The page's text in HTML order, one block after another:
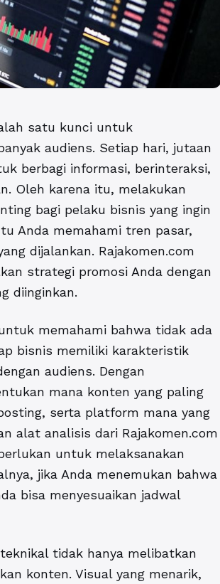
satu kunci untuk
audiens. Setiap hari, jutaan
berbagi informasi, berinteraksi,
Oleh karena itu, melakukan
bagi pelaku bisnis yang ingin
Anda memahami tren pasar,
dijalankan. Rajakomen.com
strategi promosi Anda dengan
diinginkan.
memahami bahwa tidak ada
bisnis memiliki karakteristik
audiens. Dengan
mana konten yang paling
serta platform mana yang
alat analisis dari Rajakomen.com
untuk melaksanakan
jika Anda menemukan bahwa
bisa menyesuaikan jadwal
tidak hanya melibatkan
konten. Visual yang menarik,